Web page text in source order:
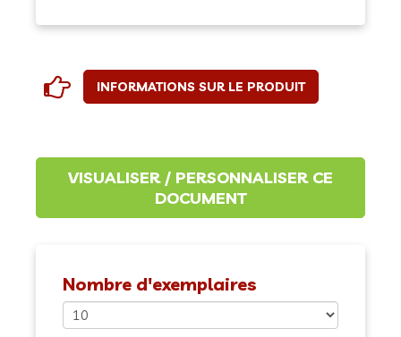
INFORMATIONS SUR LE PRODUIT
Nombre d'exemplaires